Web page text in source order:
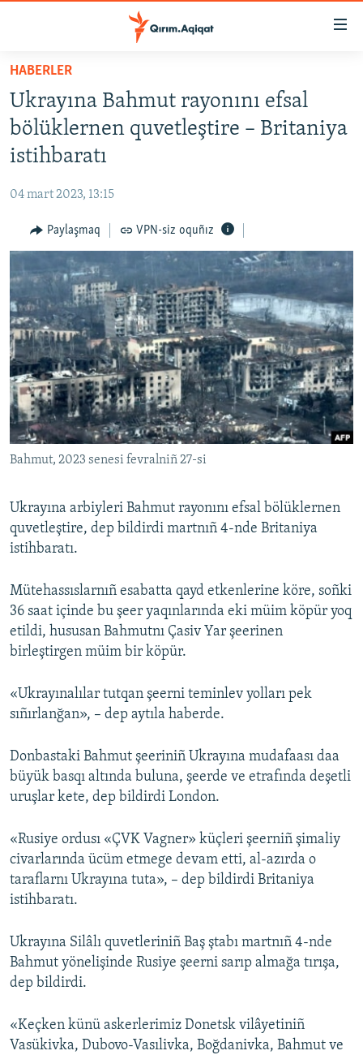
Esas
qaytmaq
Baş
navigatsiyağa
qaytmaq
Qıdıruvğa
HABERLER
SİYASET
İQTİSADİYAT
MEDENİYET
İNSAN AQLARI
SÜRET
BLOGLAR
FİKİR
Русский
Українською
QOŞULIÑIZ!
RFE/RS bütün saytları
HABERLER
Ukrayına Bahmut rayonını efsal
bölüklernen quvetleştire – Britaniya
istihbaratı
04 mart 2023, 13:15
Paylaşmaq VPN-siz oquñız
Bahmut, 2023 senesi fevralniñ 27-si
Ukrayına arbiyleri Bahmut rayonını efsal bölüklernen
quvetleştire, dep bildirdi martnıñ 4-nde Britaniya
istihbaratı.
Mütehassıslarnıñ esabatta qayd etkenlerine köre, soñki
36 saat içinde bu şeer yaqınlarında eki müim köpür yoq
etildi, hususan Bahmutnı Çasiv Yar şeerinen
birleştirgen müim bir köpür.
«Ukrayınalılar tutqan şeerni teminlev yolları pek
sıñırlanğan», – dep aytıla haberde.
Donbastaki Bahmut şeeriniñ Ukrayına mudafaası daa
büyük basqı altında buluna, şeerde ve etrafında deşetli
uruşlar kete, dep bildirdi London.
«Rusiye ordusı «ÇVK Vagner» küçleri şeerniñ şimaliy
civarlarında ücüm etmege devam etti, al-azırda o
taraflarnı Ukrayına tuta», – dep bildirdi Britaniya
istihbaratı.
Ukrayına Silâlı quvetleriniñ Baş ştabı martnıñ 4-nde
Bahmut yönelişinde Rusiye şeerni sarıp almağa tırışa,
dep bildirdi.
«Keçken künü askerlerimiz Donetsk vilâyetiniñ
Vasükivka, Dubovo-Vasılivka, Boğdanivka, Bahmut ve